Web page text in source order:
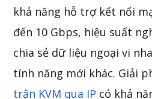
khả năng hỗ trợ kết nối
đến 10 Gbps, hiệu suất
chia sẻ dữ liệu ngoại vi
tính năng mới khác. Giải
trận KVM qua IP có khả